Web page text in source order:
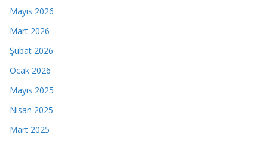
Mayıs 2026
Mart 2026
Şubat 2026
Ocak 2026
Mayıs 2025
Nisan 2025
Mart 2025